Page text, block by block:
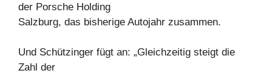
der Porsche Holding
Salzburg, das bisherige Autojahr zusammen.
Und Schützinger fügt an: „Gleichzeitig steigt die
Zahl der